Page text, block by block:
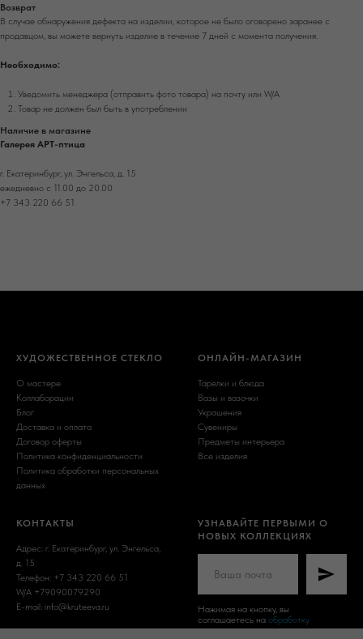
Возврат
В случае обнаружения дефекта на изделии, которое не было оговорено заранее с
продавцом, вы можете вернуть изделие в течение 7 дней с момента получения.
Необходимо:
Уведомить менеджера (отправить фото товара) на почту или W/А
Товар не должен был быть в употреблении
Наличие в магазине
Галерея АРТ-птица
г. Екатеринбург, ул. Энгельса, д. 15
ежедневно с 11.00 до 20.00
+7 343 220 66 51
ХУДОЖЕСТВЕННОЕ СТЕКЛО
О мастере
Коллаборации
Блог
Доставка и оплата
Договор оферты
Политика конфиденциальности
Политика обработки персональных
данных
ОНЛАЙН-МАГАЗИН
Тарелки и блюда
Вазы и вазочки
Украшения
Сувениры
Предметы интерьера
Все изделия
КОНТАКТЫ
Адрес: г. Екатеринбург, ул. Энгельса,
д. 15
Телефон: +7 343 220 66 51
W/A +79090079290
E-mail: info@kruteeva.ru
УЗНАВАЙТЕ ПЕРВЫМИ О
НОВЫХ КОЛЛЕКЦИЯХ
Нажимая на кнопку, вы
соглашаетесь на обработку
персональных данныхи получение